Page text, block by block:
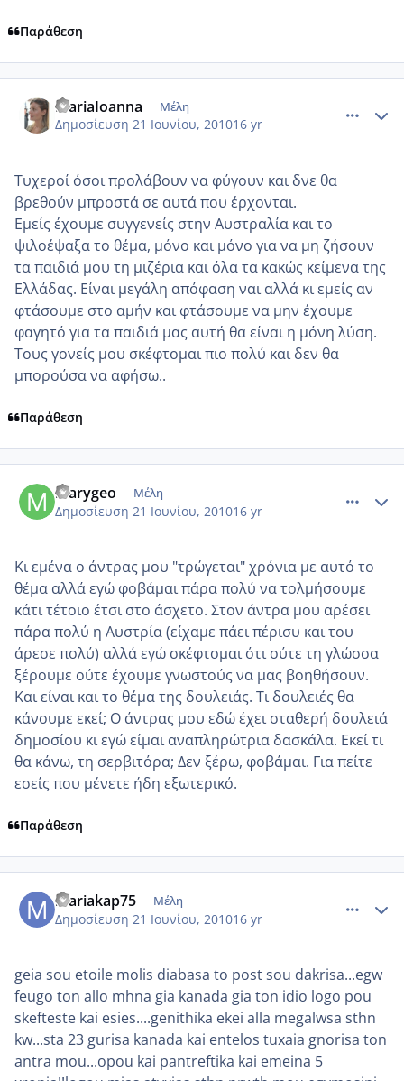
Παράθεση
MariaIoanna Μέλη
Δημοσίευση 21 Ιουνίου, 201016 yr
Τυχεροί όσοι προλάβουν να φύγουν και δνε θα
βρεθούν μπροστά σε αυτά που έρχονται.
Εμείς έχουμε συγγενείς στην Αυστραλία και το
ψιλοέψαξα το θέμα, μόνο και μόνο για να μη ζήσουν
τα παιδιά μου τη μιζέρια και όλα τα κακώς κείμενα της
Ελλάδας. Είναι μεγάλη απόφαση ναι αλλά κι εμείς αν
φτάσουμε στο αμήν και φτάσουμε να μην έχουμε
φαγητό για τα παιδιά μας αυτή θα είναι η μόνη λύση.
Τους γονείς μου σκέφτομαι πιο πολύ και δεν θα
μπορούσα να αφήσω..
Παράθεση
marygeo Μέλη
Δημοσίευση 21 Ιουνίου, 201016 yr
Κι εμένα ο άντρας μου "τρώγεται" χρόνια με αυτό το
θέμα αλλά εγώ φοβάμαι πάρα πολύ να τολμήσουμε
κάτι τέτοιο έτσι στο άσχετο. Στον άντρα μου αρέσει
πάρα πολύ η Αυστρία (είχαμε πάει πέρισυ και του
άρεσε πολύ) αλλά εγώ σκέφτομαι ότι ούτε τη γλώσσα
ξέρουμε ούτε έχουμε γνωστούς να μας βοηθήσουν.
Και είναι και το θέμα της δουλειάς. Τι δουλειές θα
κάνουμε εκεί; Ο άντρας μου εδώ έχει σταθερή δουλειά
δημοσίου κι εγώ είμαι αναπληρώτρια δασκάλα. Εκεί τι
θα κάνω, τη σερβιτόρα; Δεν ξέρω, φοβάμαι. Για πείτε
εσείς που μένετε ήδη εξωτερικό.
Παράθεση
mariakap75 Μέλη
Δημοσίευση 21 Ιουνίου, 201016 yr
geia sou etoile molis diabasa to post sou dakrisa...egw
feugo ton allo mhna gia kanada gia ton idio logo pou
skefteste kai esies....genithika ekei alla megalwsa sthn
kw...sta 23 gurisa kanada kai entelos tuxaia gnorisa ton
antra mou...opou kai pantreftika kai emeina 5